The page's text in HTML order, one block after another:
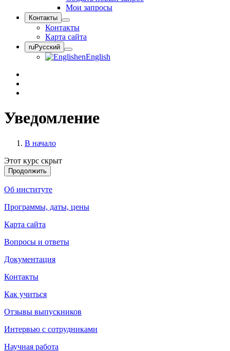
Мои запросы
Контакты
Контакты
Карта сайта
ruРусский
enEnglish
Уведомление
В начало
Этот курс скрыт
Продолжить
Об институте
Программы, даты, цены
Карта сайта
Вопросы и ответы
Документация
Контакты
Как учиться
Отзывы выпускников
Интервью с сотрудниками
Научная работа